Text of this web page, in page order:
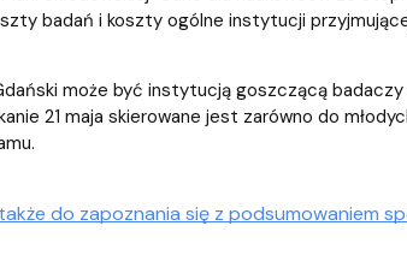
badań i koszty ogólne instytucji
może być instytucją goszczącą badaczy
21 maja skierowane jest zarówno do
do zapoznania się z podsumowaniem